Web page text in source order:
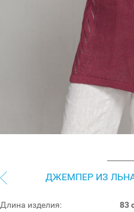
ДЖЕМПЕР ИЗ
Длина изделия:
83